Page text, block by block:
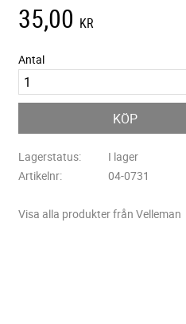
35,00 KR
Antal
KÖP
Lagerstatus
I lager
Artikelnr
04-0731
Visa alla produkter från Velleman